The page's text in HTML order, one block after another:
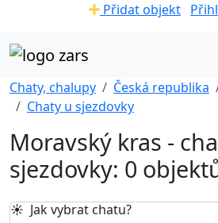
Přidat objekt
Chaty, chalupy Česká republika
Chaty u sjezdovky
Moravský kras -
sjezdovky: 0
☀️ Jak vybrat chatu?